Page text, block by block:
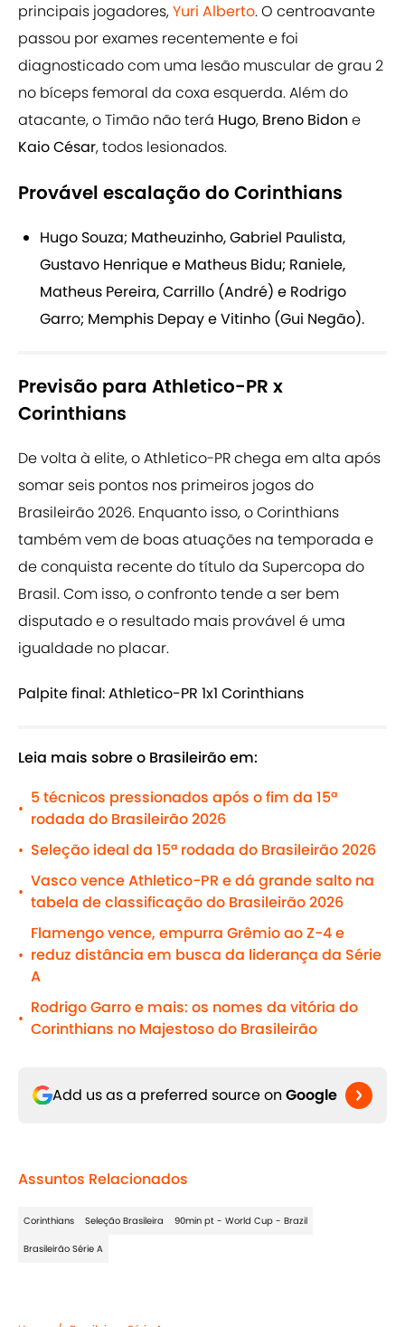
principais jogadores,Yuri Alberto. O centroavante
passou por exames recentemente e foi
diagnosticado com uma lesão muscular de grau 2
no bíceps femoral da coxa esquerda. Além do
atacante, o Timão não terá Hugo, Breno Bidon e
Kaio César, todos lesionados.
Provável escalação do Corinthians
Hugo Souza; Matheuzinho, Gabriel Paulista,
Gustavo Henrique e Matheus Bidu; Raniele,
Matheus Pereira, Carrillo (André) e Rodrigo
Garro; Memphis Depay e Vitinho (Gui Negão).
Previsão para Athletico-PR x
Corinthians
De volta à elite, o Athletico-PR chega em alta após
somar seis pontos nos primeiros jogos do
Brasileirão 2026. Enquanto isso, o Corinthians
também vem de boas atuações na temporada e
de conquista recente do título da Supercopa do
Brasil. Com isso, o confronto tende a ser bem
disputado e o resultado mais provável é uma
igualdade no placar.
Palpite final: Athletico-PR 1x1 Corinthians
Leia mais sobre o Brasileirão em:
•
5 técnicos pressionados após o fim da 15ª
rodada do Brasileirão 2026
• Seleção ideal da 15ª rodada do Brasileirão 2026
•
Vasco vence Athletico-PR e dá grande salto na
tabela de classificação do Brasileirão 2026
•
Flamengo vence, empurra Grêmio ao Z-4 e
reduz distância em busca da liderança da Série
A
•
Rodrigo Garro e mais: os nomes da vitória do
Corinthians no Majestoso do Brasileirão
Add us as a preferred source on Google
Assuntos Relacionados
Corinthians Seleção Brasileira 90min pt - World Cup - Brazil
Brasileirão Série A